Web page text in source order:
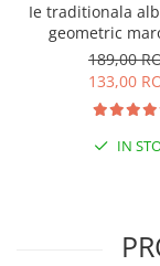
Ie traditionala
geometric
189,00
133,00
IN